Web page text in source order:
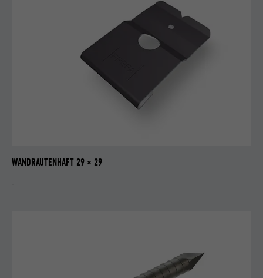
WANDRAUTENHAFT 29 × 29
-